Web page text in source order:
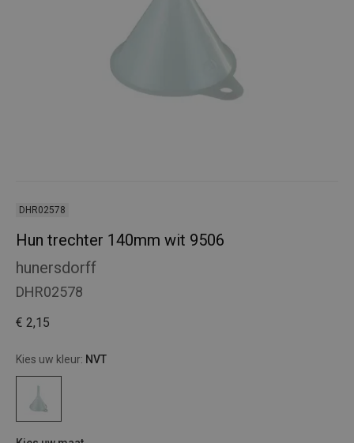
DHR02578
Hun trechter 140mm wit 9506
hunersdorff
DHR02578
€ 2,15
Kies uw kleur: NVT